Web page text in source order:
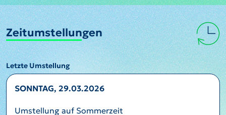
Zeitumstellungen
Letzte Umstellung
SONNTAG, 29.03.2026
Umstellung auf Sommerzeit